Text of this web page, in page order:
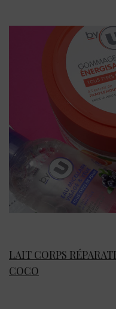
LAIT CORPS
COCO